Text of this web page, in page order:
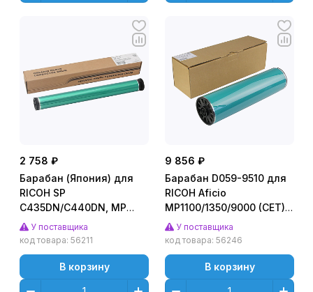
2 758 ₽
Барабан (Япония) для
RICOH SP
C435DN/C440DN, MP
C400/C401 (CET), 50000
стр., CET101070
У поставщика
код товара: 56211
В корзину
9 856 ₽
Барабан D059-9510 для
RICOH Aficio
MP1100/1350/9000 (CET),
2000000 стр., CET101009
У поставщика
код товара: 56246
В корзину